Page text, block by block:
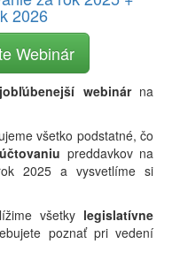
2026
Webinár
webinárna
všetko podstatné, čo
preddavkov na
2025 a vysvetlíme si
všetky legislatívne
poznať pri vedení